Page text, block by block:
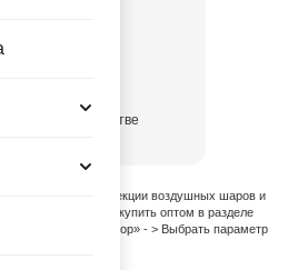
количестве
в данной Коллекции воздушных шаров и
можете выбрать и купить оптом в разделе
«Расширенный Выбор» - > Выбрать параметр